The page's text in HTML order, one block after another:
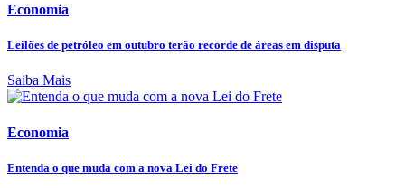
Economia
Leilões de petróleo em outubro terão recorde de áreas em disputa
Saiba Mais
Economia
Entenda o que muda com a nova Lei do Frete